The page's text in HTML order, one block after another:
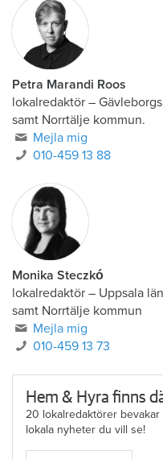
Petra Marandi Roos
lokalredaktör –
samt Norrtälje kommun.
Mejla mig
010-459 13 88
Monika Steczkó
lokalredaktör – Uppsala
samt Norrtälje kommun
Mejla mig
010-459 13 73
Hem & Hyra finns
20 lokalredaktörer bevakar
lokala nyheter du vill se!